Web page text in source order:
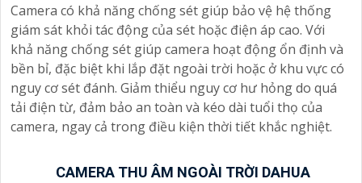
sắc nét. Với công nghệ tiên tiến, sản phẩm này mang
đến khả năng quan sát và nghe rõ ràng mọi hoạt động
xung quanh. Cảm biến chất lượng cao giúp tái tạo màu
sắc chính xác, đồng thời mic ghi âm tích hợp cho phép
người dùng thấu hiểu từng chi tiết với âm thanh sống
động. Sự kết hợp hoàn hảo giữa hình ảnh và âm thanh
không chỉ nâng cao trải nghiệm giám sát mà còn tăng
sản. Đánh thức mọi giác quan với camera thông minh
Camera có khả năng chống sét giúp bảo vệ hệ thống
giám sát khỏi tác động của sét hoặc điện áp cao. Với
khả năng chống sét giúp camera hoạt động ổn định và
bền bỉ, đặc biệt khi lắp đặt ngoài trời hoặc ở khu vực có
nguy cơ sét đánh. Giảm thiểu nguy cơ hư hỏng do quá
tải điện từ, đảm bảo an toàn và kéo dài tuổi thọ của
camera, ngay cả trong điều kiện thời tiết khắc nghiệt.
CAMERA THU ÂM NGOÀI TRỜI DAHUA